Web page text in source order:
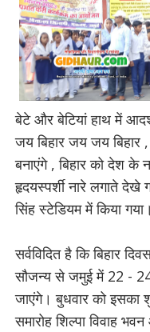
बेटे और बेटियां हाथ में
जय बिहार जय जय बिहार ,
बनाएंगे , बिहार को देश के
हृदयस्पर्शी नारे लगाते देखे
सिंह स्टेडियम में किया गया।
सर्वविदित है कि बिहार
सौजन्य से जमुई में 22 -
जाएंगे। बुधवार को
समारोह शिल्पा विवाह